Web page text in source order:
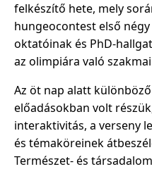
felkészítő hete, mely
hungeocontest első
oktatóinak és PhD-
az olimpiára való
Az öt nap alatt
előadásokban volt
interaktivitás, a verseny
és témaköreinek
Természet- és